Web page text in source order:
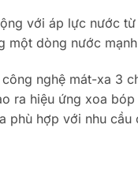
với áp lực nước
dòng nước
nghệ mát-xa 3
ra hiệu ứng xoa
phù hợp với nhu